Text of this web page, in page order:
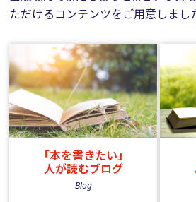
ただけるコンテンツをご用意しまし
「本を書きたい」
人が読むブログ
Blog